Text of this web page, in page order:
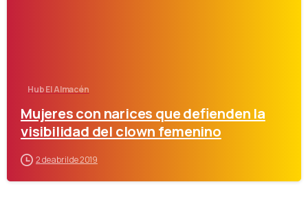
Hub El Almacén
Mujeres con narices que defienden la
visibilidad del clown femenino
2 de abril de 2019